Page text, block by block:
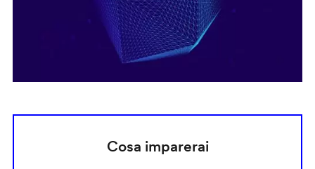
Cosa imparerai